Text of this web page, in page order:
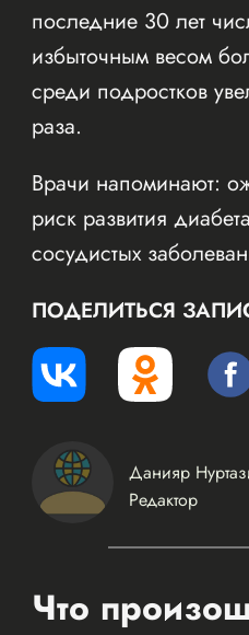
последние 30 лет
избыточным весом
среди подростков
раза.
Врачи напоминают:
риск развития
сосудистых
ПОДЕЛИТЬСЯ
Данияр
Редактор
Что